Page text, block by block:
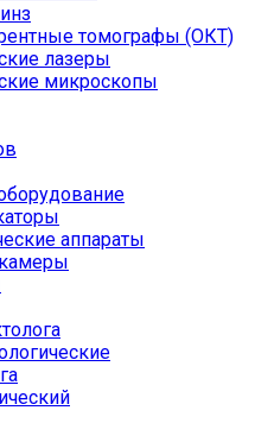
томографы (ОКТ)
лазеры
микроскопы
аппараты